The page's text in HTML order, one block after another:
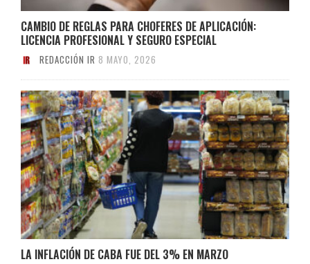
CAMBIO DE REGLAS PARA CHOFERES DE APLICACIÓN:
LICENCIA PROFESIONAL Y SEGURO ESPECIAL
REDACCIÓN IR 8 MAYO, 2026
LA INFLACIÓN DE CABA FUE DEL 3% EN MARZO